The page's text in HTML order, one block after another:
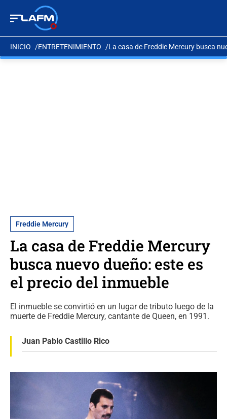
INICIO ENTRETENIMIENTO La casa de Freddie Mercury busca
Freddie Mercury
La casa de Freddie Mercury
busca nuevo dueño: este es
el precio del inmueble
El inmueble se convirtió en un lugar de tributo luego de la
muerte de Freddie Mercury, cantante de Queen, en 1991.
Juan Pablo Castillo Rico